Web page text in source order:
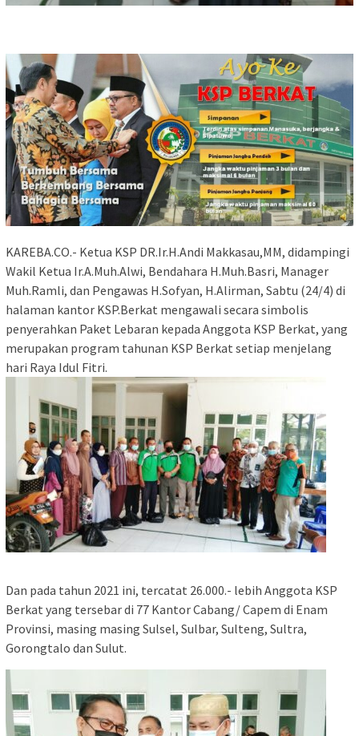
KAREBA.CO.- Ketua KSP DR.Ir.H.Andi Makkasau,MM, didampingi
Wakil Ketua Ir.A.Muh.Alwi, Bendahara H.Muh.Basri, Manager
Muh.Ramli, dan Pengawas H.Sofyan, H.Alirman, Sabtu (24/4) di
halaman kantor KSP.Berkat mengawali secara simbolis
penyerahkan Paket Lebaran kepada Anggota KSP Berkat, yang
merupakan program tahunan KSP Berkat setiap menjelang
hari Raya Idul Fitri.
Dan pada tahun 2021 ini, tercatat 26.000.- lebih Anggota KSP
Berkat yang tersebar di 77 Kantor Cabang/ Capem di Enam
Provinsi, masing masing Sulsel, Sulbar, Sulteng, Sultra,
Gorongtalo dan Sulut.